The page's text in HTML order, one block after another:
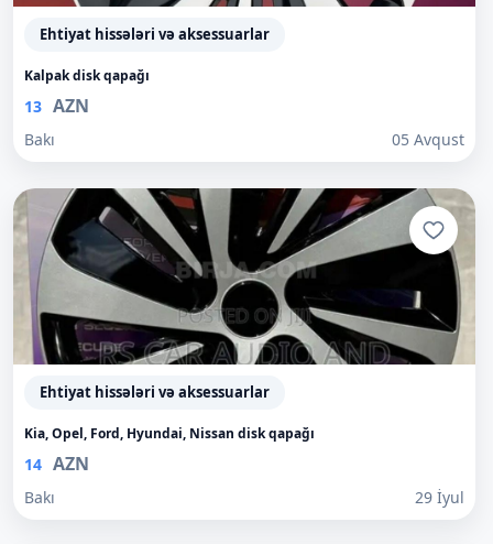
Ehtiyat hissələri və aksessuarlar
Kalpak disk qapağı
13 AZN
Bakı 05 Avqust
Ehtiyat hissələri və aksessuarlar
Kia, Opel, Ford, Hyundai, Nissan disk qapağı
14 AZN
Bakı 29 İyul